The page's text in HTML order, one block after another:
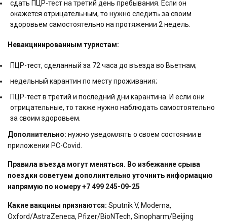
сдать ПЦР-тест на третий день пребывания. Если он
окажется отрицательным, то нужно следить за своим
здоровьем самостоятельно на протяжении 2 недель.
Невакцинированным туристам:
ПЦР-тест, сделанный за 72 часа до въезда во Вьетнам;
недельный карантин по месту проживания;
ПЦР-тест в третий и последний дни карантина. И если они
отрицательные, то также нужно наблюдать самостоятельно
за своим здоровьем.
Дополнительно: нужно уведомлять о своем состоянии в
приложении PC-Covid.
Правила въезда могут меняться. Во избежание срыва
поездки советуем дополнительно уточнить информацию
напрямую по номеру +7 499 245-09-25
Какие вакцины признаются: Sputnik V, Moderna,
Oxford/AstraZeneca, Pfizer/BioNTech, Sinopharm/Beijing